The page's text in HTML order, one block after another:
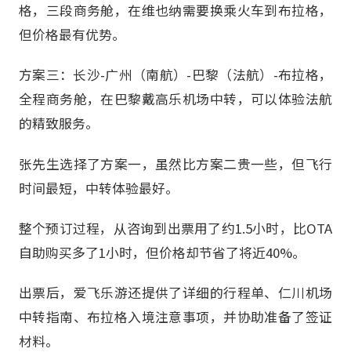
格，三段商务舱，在维也纳需要换乘火车到布拉格，
但价格最有优势。
方案三：长沙-广州（南航）-巴黎（法航）-布拉格，
全程商务舱，在巴黎戴高乐机场中转，可以体验法航
的精致服务。
张先生选择了方案一，虽然比方案二贵一些，但飞行
时间最短，中转体验最好。
整个预订过程，从咨询到出票用了约1.5小时，比OTA
自助购买多了1小时，但价格却节省了将近40%。
出票后，爱飞乐游还提供了详细的行程单、仁川机场
中转指南、布拉格入境注意事项，并协助准备了签证
材料。